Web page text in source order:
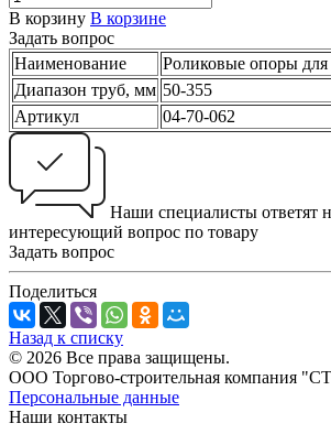
В корзину В корзине
Задать вопрос
Наименование
Роликовые опоры
Диапазон труб, мм 50-355
Артикул
04-70-062
Наши специалисты ответят
интересующий вопрос по товару
Задать вопрос
Поделиться
Назад к списку
© 2026 Все права защищены.
ООО Торгово-строительная компания
Персональные данные
Наши контакты